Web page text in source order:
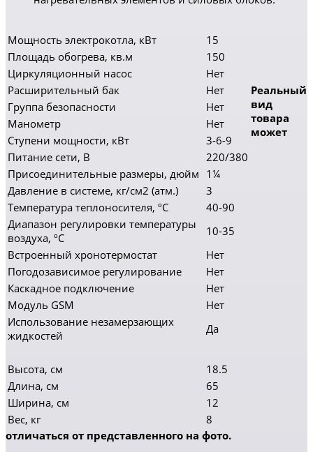
Мощность электрокотла, кВт
15
Площадь обогрева, кв.м
150
Циркуляционный насос
Нет
Расширительный бак
Нет
Группа безопасности
Нет
Манометр
Нет
Ступени мощности, кВт
3-6-9
Питание сети, В
220/380
Присоединительные размеры, дюйм 1¼
Давление в системе, кг/см2 (атм.)
3
Температура теплоносителя, ºC
40-90
Диапазон регулировки температуры
воздуха, ºC
10-35
Встроенный хронотермостат
Нет
Погодозависимое регулирование
Нет
Каскадное подключение
Нет
Модуль GSM
Нет
Использование незамерзающих
жидкостей
Да
Высота, см
18.5
Длина, см
65
Ширина, см
12
Вес, кг
8
Реальный
вид
товара
может
отличаться от представленного на фото.